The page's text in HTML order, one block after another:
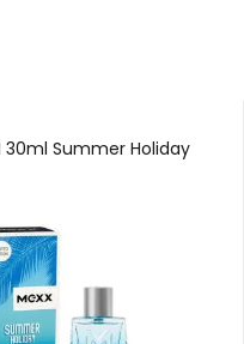
30ml Summer Holiday